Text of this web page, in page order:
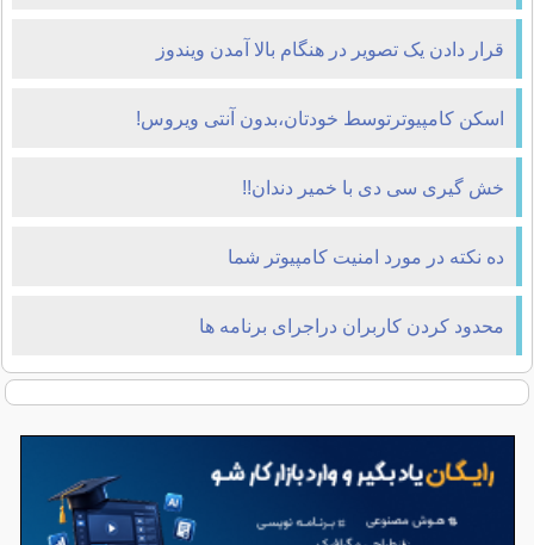
قرار دادن یک تصوير در هنگام بالا آمدن ويندوز
اسکن کامپیوترتوسط خودتان،بدون آنتی ویروس!
خش گیری سی دی با خمیر دندان!!
ده نكته در مورد امنيت كامپيوتر شما
محدود کردن کاربران دراجرای برنامه ها